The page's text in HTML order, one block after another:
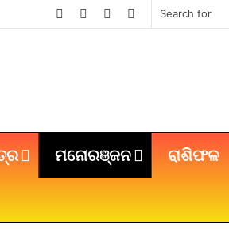
Instagram
YouTube
Twitter
Facebook
ମନୋରଞ୍ଜନ ରାଶିଫଳ